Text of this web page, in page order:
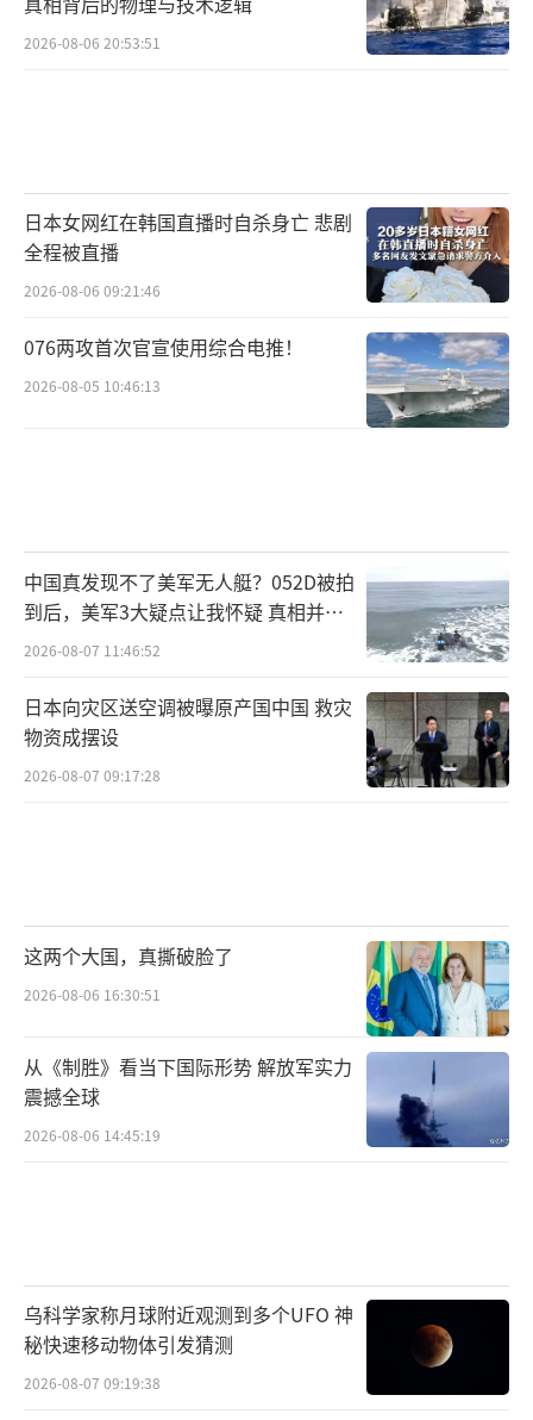
为“工具”，“肯定会继续推进。”
政策。关税一直以来都是特朗普最为重视也最
乐于使用的贸易政策手段，比如，在其第一任
期内，特朗普就以加征关税为威胁，迫使加拿
代北美自由贸易协定的“美国-墨西哥-加拿大协
定”。在竞选期间及胜选后，特朗普也多次通
过社交平台表示，上任后将对主要经济伙伴、
关税政策将超越经贸领域，不但是用来平衡美
国的贸易赤字和弥补其未来推出的减税政策造
成的预算赤字的工具，还将成为特朗普用以实
“毫无疑问，关税是美国对华经贸政策的
核心。”复旦大学美国研究中心副主任宋国友
0%。
上海社会科学院国际问题研究所副研究员
吴其胜表示，在特朗普第一任期时，他更多的
是把关税作为削减贸易赤字、对进口商品提高
壁垒的工具，“他采取了一系列常规和非常规
的关税政策”。他认为，在第二任期，“关税
政策的范围将更广、力度会更大、实施速度将
更快。”吴莼思也认为，与其说特朗普是在疯
狂地使用关税，不如说他是借关税的名义，将
2026-08-06 20:53:51
日本女网红在韩国直播时自杀身亡 悲剧
全程被直播
2026-08-06 09:21:46
076两攻首次官宣使用综合电推！
2026-08-05 10:46:13
中国真发现不了美军无人艇？052D被拍
到后，美军3大疑点让我怀疑 真相并非
如此
2026-08-07 11:46:52
日本向灾区送空调被曝原产国中国 救灾
物资成摆设
2026-08-07 09:17:28
这两个大国，真撕破脸了
2026-08-06 16:30:51
从《制胜》看当下国际形势 解放军实力
震撼全球
2026-08-06 14:45:19
乌科学家称月球附近观测到多个UFO 神
秘快速移动物体引发猜测
2026-08-07 09:19:38